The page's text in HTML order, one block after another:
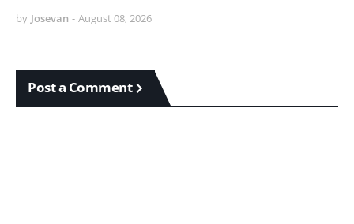
by Josevan - August 08, 2026
Post a Comment